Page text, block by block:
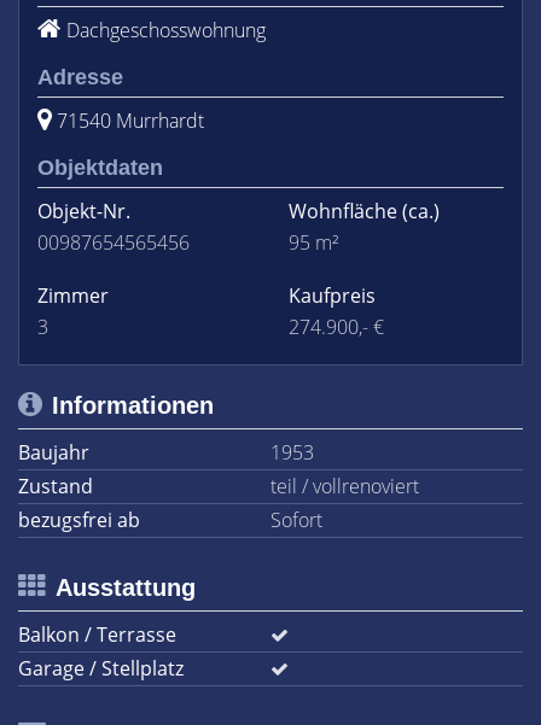
Dachgeschosswohnung
Adresse
71540 Murrhardt
Objektdaten
Objekt-Nr.
00987654565456
Wohnfläche(ca.)
95 m²
Zimmer
3
Kaufpreis
274.900,- €
Informationen
Baujahr
1953
Zustand
teil / vollrenoviert
bezugsfrei ab
Sofort
Ausstattung
Balkon / Terrasse
Garage / Stellplatz